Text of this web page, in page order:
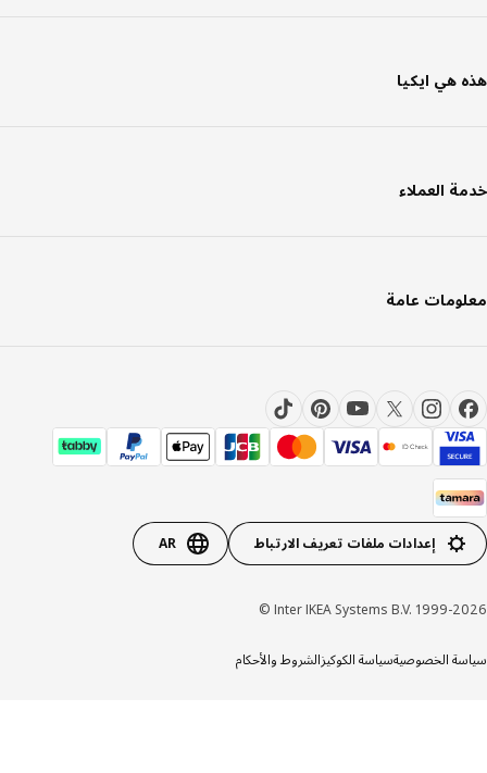
هي ايكيا
العملاء
عامة
إعدادات ملفات تعريف الارتباط AR
Inter IKEA Systems B.V. 1999-
الخصوصيةسياسة الكوكيزالشروط والأحكام